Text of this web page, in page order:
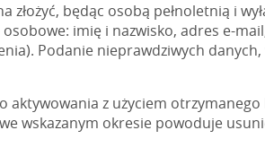
złożyć, będąc osobą pełnoletnią i
imię i nazwisko, adres e-
Podanie nieprawdziwych
aktywowania z użyciem
wskazanym okresie powoduje